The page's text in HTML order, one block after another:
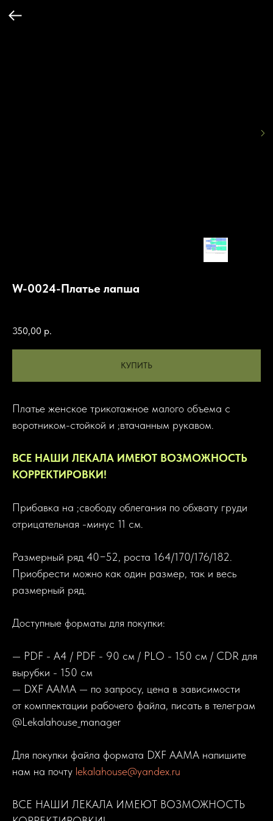
W-0024-Платье лапша
350,00 р.
КУПИТЬ
Платье женское трикотажное малого объема с
воротником-стойкой и ;втачанным рукавом.
ВСЕ НАШИ ЛЕКАЛА ИМЕЮТ ВОЗМОЖНОСТЬ
КОРРЕКТИРОВКИ!
Прибавка на ;свободу облегания по обхвату груди
отрицательная -минус 11 см.
Размерный ряд 40−52, роста 164/170/176/182.
Приобрести можно как один размер, так и весь
размерный ряд.
Доступные форматы для покупки:
— PDF - A4 / PDF - 90 см / PLO - 150 см / CDR для
вырубки - 150 см
— DXF AAMA — по запросу, цена в зависимости
от комплектации рабочего файла, писать в телеграм
@Lekalahouse_manager
Для покупки файла формата DXF AAMA напишите
нам на почту lekalahouse@yandex.ru
ВСЕ НАШИ ЛЕКАЛА ИМЕЮТ ВОЗМОЖНОСТЬ